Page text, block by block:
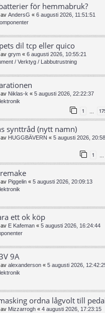
för hemmabruk?
AndersG « 6 augusti 2026, 11:51:51
dil tcp eller quico
grym « 6 augusti 2026, 10:55:21
/ Verktyg / Labbutrustning
Niklas-k « 5 augusti 2026, 22:22:37
1 …
synttråd (nytt namn)
HUGGBÄVERN « 5 augusti 2026,
1 …
Piggelin « 5 augusti 2026, 20:09:13
ett ok köp
E Kafeman « 5 augusti 2026, 16:24:44
9A
alexanderson « 5 augusti 2026,
ordna lågvolt till
Mizzarrogh « 4 augusti 2026, 17:23:15